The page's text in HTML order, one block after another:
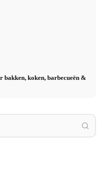
bakken, koken, barbecueën &